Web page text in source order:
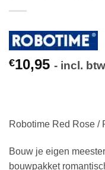
€10,95 - incl. btw
Robotime Red Rose /
Bouw je eigen
bouwpakket